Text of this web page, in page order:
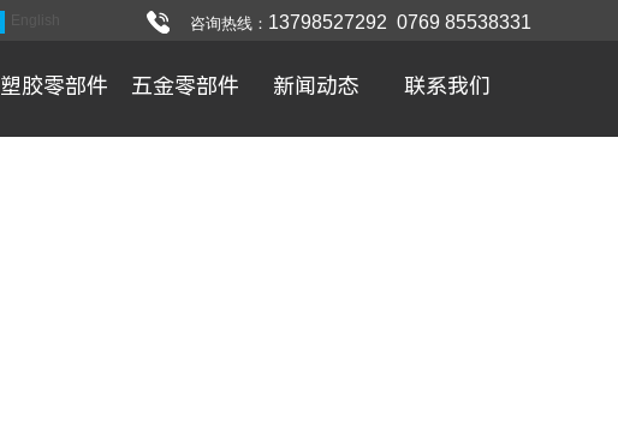
咨询热线 ： 13798527292 0769 85538331
塑胶零部件 五金零部件 新闻动态 联系我们